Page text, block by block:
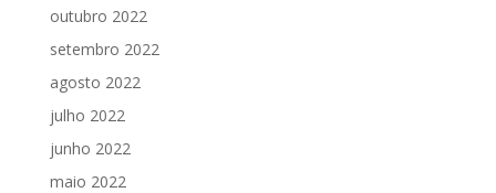
outubro 2022
setembro 2022
agosto 2022
julho 2022
junho 2022
maio 2022